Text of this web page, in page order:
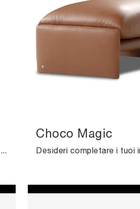
Tavolino Clessidra di Midj: clicca e ottieni informazioni sui Complementi e tavolini design in metallo del rinomato brand!
Choco Magic